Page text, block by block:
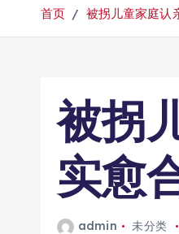
首页 被拐儿童家庭认
被拐
实愈
admin 未分类